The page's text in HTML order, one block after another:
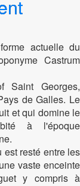
actuelle du
Castrum
Saint Georges,
de Galles. Le
et qui domine le
à l'époque
resté entre les
vaste enceinte
y compris à